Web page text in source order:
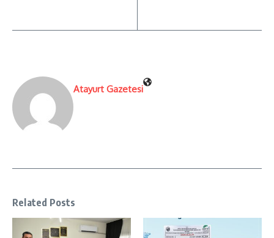
Atayurt Gazetesi
Related Posts